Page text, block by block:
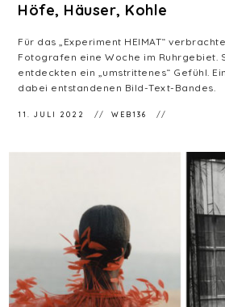
Höfe, Häuser, Kohle
Für das „Experiment HEIMAT“
Fotografen eine Woche im Ruhrgebiet.
entdeckten ein „umstrittenes“ Gefühl.
dabei entstandenen Bild-Text-Bandes.
11. JULI 2022 WEB136